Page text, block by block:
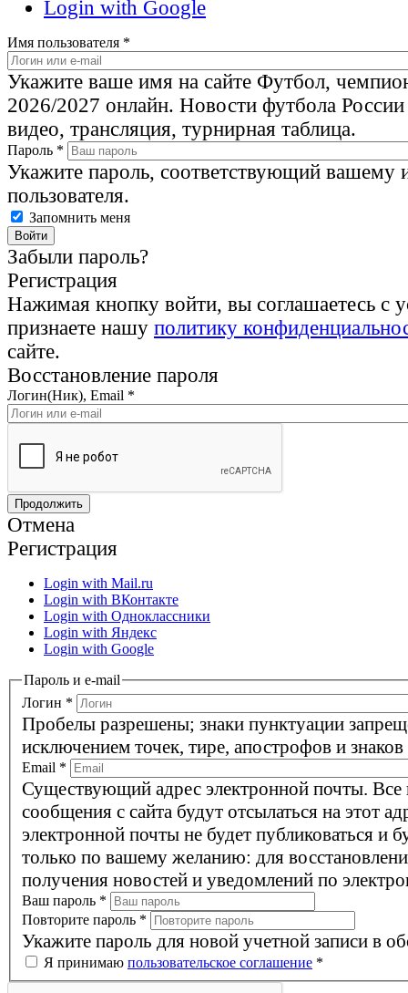
Login with Google
Имя пользователя *
Укажите ваше имя на сайте Футбол,
2026/2027 онлайн. Новости футбола
видео, трансляция, турнирная таблица.
Пароль *
Укажите пароль, соответствующий вашему
пользователя.
Запомнить меня
Забыли пароль?
Регистрация
Нажимая кнопку войти, вы соглашаетесь с
признаете нашу политику
сайте.
Восстановление пароля
Логин(Ник), Email *
Отмена
Регистрация
Login with Mail.ru
Login with ВКонтакте
Login with Одноклассники
Login with Яндекс
Login with Google
Пароль и e-mail
Логин *
Пробелы разрешены; знаки пунктуации
исключением точек, тире, апострофов и
Email *
Существующий адрес электронной почты. Все
сообщения с сайта будут отсылаться на этот
электронной почты не будет публиковаться и
только по вашему желанию: для
получения новостей и уведомлений по
Ваш пароль *
Повторите пароль *
Укажите пароль для новой учетной записи в
Я принимаю пользовательское соглашение *